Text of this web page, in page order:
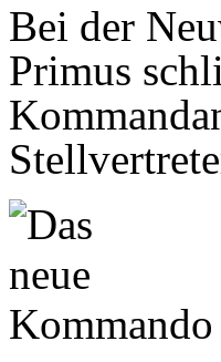
Bei der
Primus